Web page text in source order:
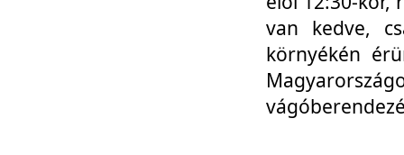
van kedve,
környékén